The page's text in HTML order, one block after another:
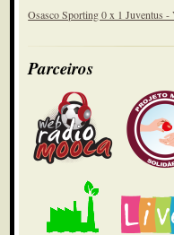
Osasco Sporting 0 x 1 Juventus -
Parceiros